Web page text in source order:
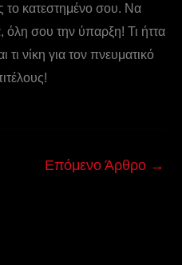
το κατεστημένο σου. Να
όλη σου την ύπαρξη! Τι ήττα
νίκη για τον πνευματικό
Επόμενο Άρθρο →